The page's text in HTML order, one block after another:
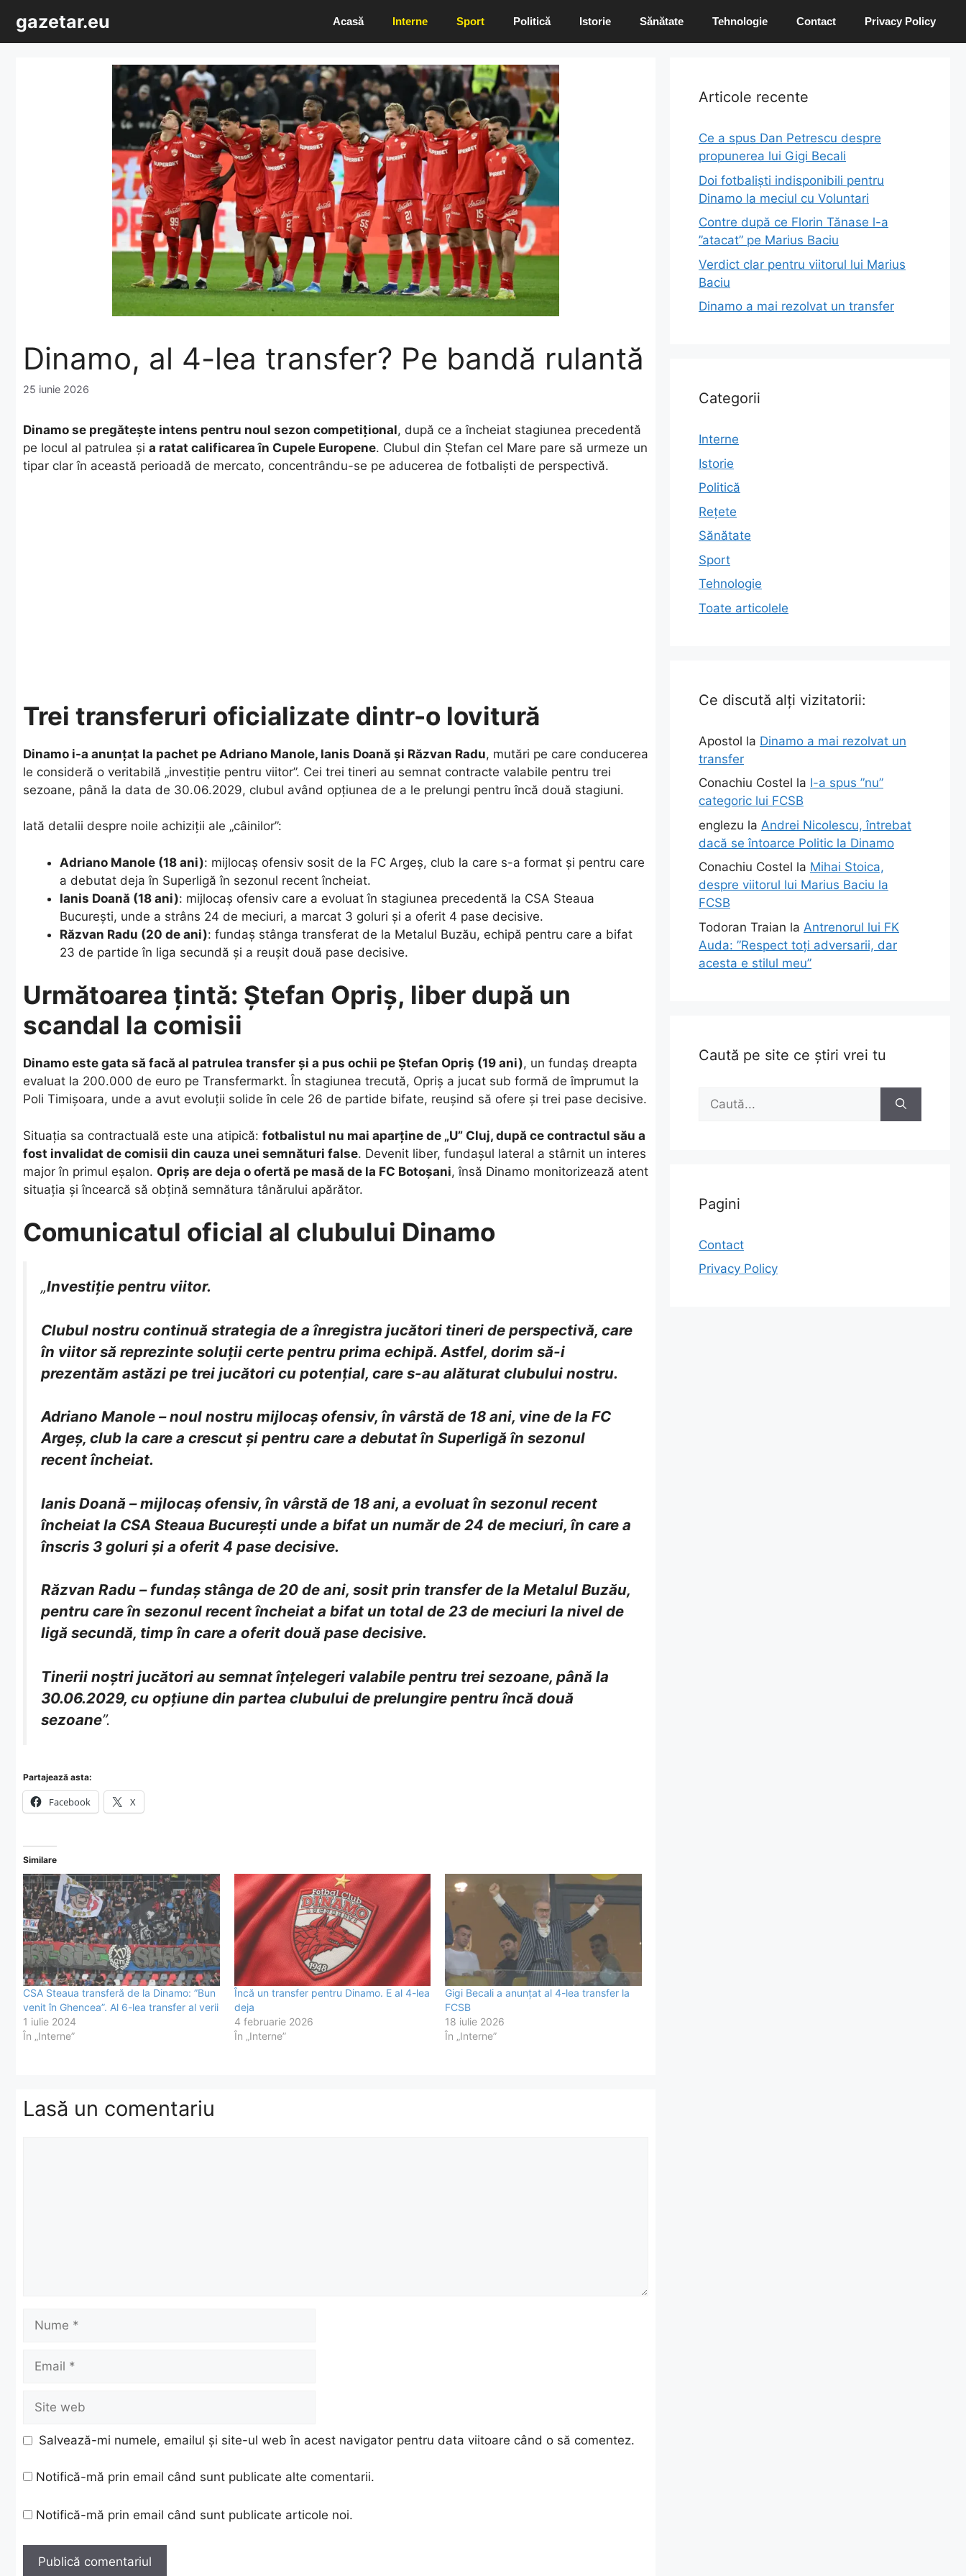
conținut
gazetar.eu Acasă Interne Sport Politică Istorie Sănătate Tehnologie Contact Privacy Policy
Dinamo, al 4-lea transfer? Pe bandă rulantă
25 iunie 2026
Dinamo se pregătește intens pentru noul sezon competițional, după ce a încheiat stagiunea precedentă
pe locul al patrulea și a ratat calificarea în Cupele Europene. Clubul din Ștefan cel Mare pare să urmeze un
tipar clar în această perioadă de mercato, concentrându-se pe aducerea de fotbaliști de perspectivă.
Trei transferuri oficializate dintr-o lovitură
Dinamo i-a anunțat la pachet pe Adriano Manole, Ianis Doană și Răzvan Radu, mutări pe care conducerea
le consideră o veritabilă „investiție pentru viitor”. Cei trei tineri au semnat contracte valabile pentru trei
sezoane, până la data de 30.06.2029, clubul având opțiunea de a le prelungi pentru încă două stagiuni.
​Iată detalii despre noile achiziții ale „câinilor”:
Adriano Manole (18 ani): mijlocaș ofensiv sosit de la FC Argeș, club la care s-a format și pentru care
a debutat deja în Superligă în sezonul recent încheiat.
Ianis Doană (18 ani): mijlocaș ofensiv care a evoluat în stagiunea precedentă la CSA Steaua
București, unde a strâns 24 de meciuri, a marcat 3 goluri și a oferit 4 pase decisive.
Răzvan Radu (20 de ani): fundaș stânga transferat de la Metalul Buzău, echipă pentru care a bifat
23 de partide în liga secundă și a reușit două pase decisive.
Următoarea țintă: Ștefan Opriș, liber după un
scandal la comisii
Dinamo este gata să facă al patrulea transfer și a pus ochii pe Ștefan Opriș (19 ani), un fundaș dreapta
evaluat la 200.000 de euro pe Transfermarkt. În stagiunea trecută, Opriș a jucat sub formă de împrumut la
Poli Timișoara, unde a avut evoluții solide în cele 26 de partide bifate, reușind să ofere și trei pase decisive.
​Situația sa contractuală este una atipică: fotbalistul nu mai aparține de „U” Cluj, după ce contractul său a
fost invalidat de comisii din cauza unei semnături false. Devenit liber, fundașul lateral a stârnit un interes
major în primul eșalon. Opriș are deja o ofertă pe masă de la FC Botoșani, însă Dinamo monitorizează atent
situația și încearcă să obțină semnătura tânărului apărător.
Comunicatul oficial al clubului Dinamo
​„Investiție pentru viitor.
Clubul nostru continuă strategia de a înregistra jucători tineri de perspectivă, care
în viitor să reprezinte soluții certe pentru prima echipă. Astfel, dorim să-i
prezentăm astăzi pe trei jucători cu potențial, care s-au alăturat clubului nostru.
Adriano Manole – noul nostru mijlocaș ofensiv, în vârstă de 18 ani, vine de la FC
Argeș, club la care a crescut și pentru care a debutat în Superligă în sezonul
recent încheiat.
Ianis Doană – mijlocaș ofensiv, în vârstă de 18 ani, a evoluat în sezonul recent
încheiat la CSA Steaua București unde a bifat un număr de 24 de meciuri, în care a
înscris 3 goluri și a oferit 4 pase decisive.
Răzvan Radu – fundaș stânga de 20 de ani, sosit prin transfer de la Metalul Buzău,
pentru care în sezonul recent încheiat a bifat un total de 23 de meciuri la nivel de
ligă secundă, timp în care a oferit două pase decisive.
Tinerii noștri jucători au semnat înțelegeri valabile pentru trei sezoane, până la
30.06.2029, cu opțiune din partea clubului de prelungire pentru încă două
sezoane”.
Partajează asta:
Facebook X
Similare
CSA Steaua transferă de la Dinamo: ”Bun
venit în Ghencea”. Al 6-lea transfer al verii
1 iulie 2024
În „Interne”
Încă un transfer pentru Dinamo. E al 4-lea
deja
4 februarie 2026
În „Interne”
Gigi Becali a anunțat al 4-lea transfer la
FCSB
18 iulie 2026
În „Interne”
Lasă un comentariu
Nume
Email
Site
web
Salvează-mi numele, emailul și site-ul web în acest navigator pentru data viitoare când o să comentez.
Notifică-mă prin email când sunt publicate alte comentarii.
Notifică-mă prin email când sunt publicate articole noi.
Articole recente
Ce a spus Dan Petrescu despre
propunerea lui Gigi Becali
Doi fotbaliști indisponibili pentru
Dinamo la meciul cu Voluntari
Contre după ce Florin Tănase l-a
”atacat” pe Marius Baciu
Verdict clar pentru viitorul lui Marius
Baciu
Dinamo a mai rezolvat un transfer
Categorii
Interne
Istorie
Politică
Rețete
Sănătate
Sport
Tehnologie
Toate articolele
Ce discută alți vizitatorii:
Apostol la Dinamo a mai rezolvat un
transfer
Conachiu Costel la I-a spus ”nu”
categoric lui FCSB
englezu la Andrei Nicolescu, întrebat
dacă se întoarce Politic la Dinamo
Conachiu Costel la Mihai Stoica,
despre viitorul lui Marius Baciu la
FCSB
Todoran Traian la Antrenorul lui FK
Auda: ”Respect toți adversarii, dar
acesta e stilul meu”
Caută pe site ce știri vrei tu
după:
Pagini
Contact
Privacy Policy